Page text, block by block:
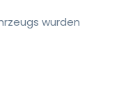
wurden